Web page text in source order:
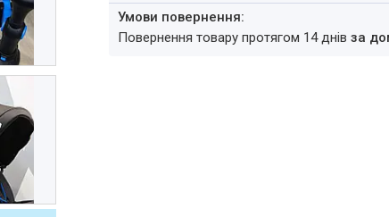
повернення товару протягом 14 днівза